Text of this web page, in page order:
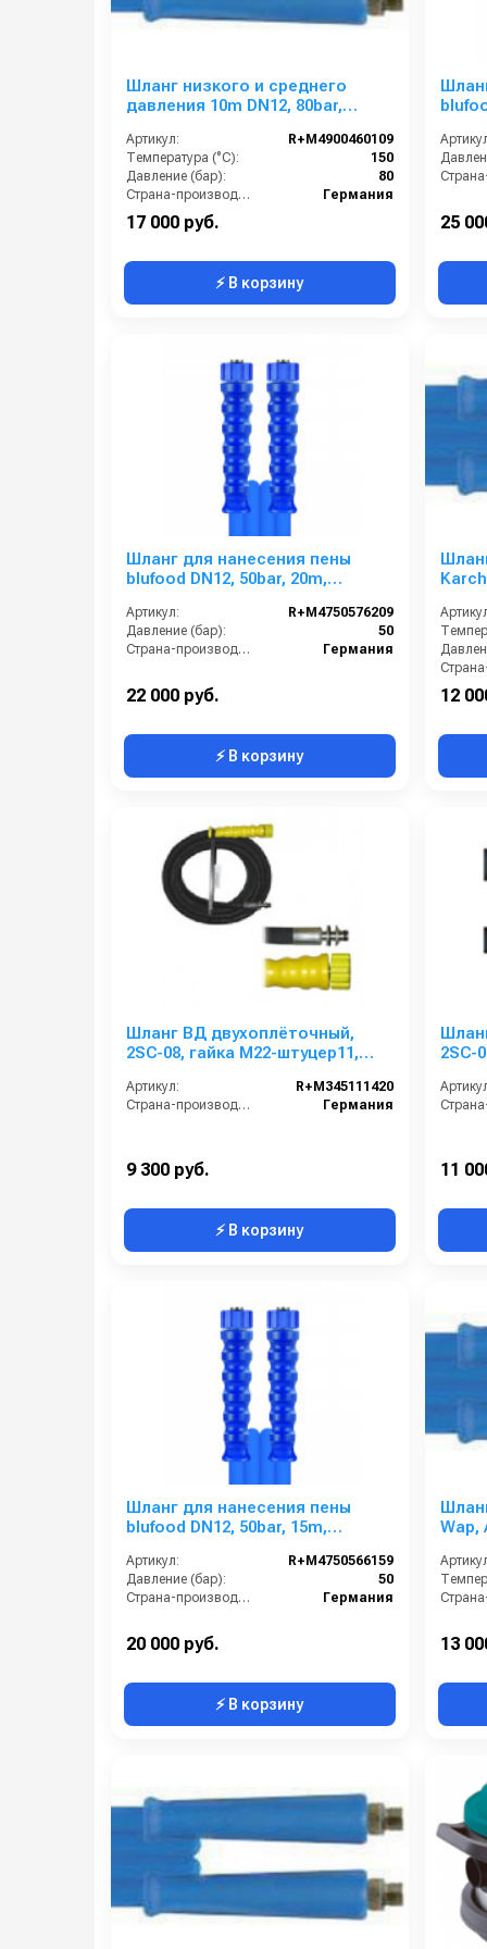
Шланг низкого и среднего
давления 10m DN12, 80bar,
арматура нерж.сталь
Артикул:
R+M4900460109
Температура (°C):
150
Давление (бар):
80
Страна-производитель:
Германия
17 000 руб.
⚡ В корзину
25
Шланг для нанесения пены
blufood DN12, 50bar, 20m,
нерж.сталь
Артикул:
R+M4750576209
Давление (бар):
50
Страна-производитель:
Германия
22 000 руб.
⚡ В корзину
12
Шланг ВД двухоплёточный,
2SC-08, гайка М22-штуцер11,
Артикул:
R+M345111420
Страна-производитель:
Германия
9 300 руб.
⚡ В корзину
2SC-
11
Шланг для нанесения пены
blufood DN12, 50bar, 15m,
нерж.сталь
Артикул:
R+M4750566159
Давление (бар):
50
Страна-производитель:
Германия
20 000 руб.
⚡ В корзину
Wap,
13